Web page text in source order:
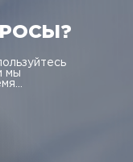
мы